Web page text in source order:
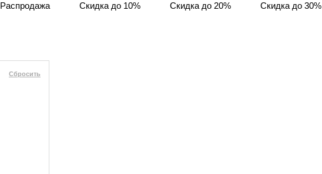
Распродажа Скидка до 10% Скидка до 20% Скидка до 30%
Cбросить